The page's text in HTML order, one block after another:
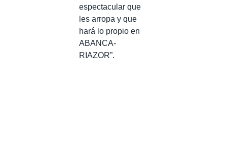
espectacular que
les arropa y que
hará lo propio en
ABANCA-
RIAZOR”.